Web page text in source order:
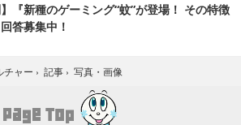
】『新種のゲーミング“蚊”が登場！ その特徴
答募集中！
チャー › 記事 › 写真・画像